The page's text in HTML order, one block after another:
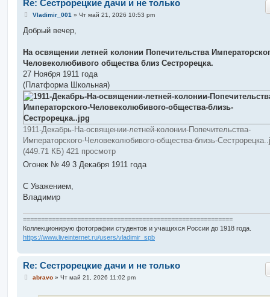
Re: Сестрорецкие дачи и не только
С
о
е
и
е
Vladimir_001 » Чт май 21, 2026 10:53 pm
Добрый вечер,
На освящении летней колонии Попечительства
Человеколюбивого общества близ Сестрорецка.
27 Ноября 1911 года
(Платформа Школьная)
1911-Декабрь-На-освящении-летней-колонии-Попечительства-
Императорского-Человеколюбивого-общества-близь-
(449.71 КБ) 421 просмотр
Огонек № 49 3 Декабря 1911 года
С Уважением,
Владимир
==========================================================
Коллекционирую фотографии студентов и учащихся России до 1918 года.
https://www.liveinternet.ru/users/vladimir_spb
Re: Сестрорецкие дачи и не только
Сabravo» Чт май 21, 2026 11:02 pm